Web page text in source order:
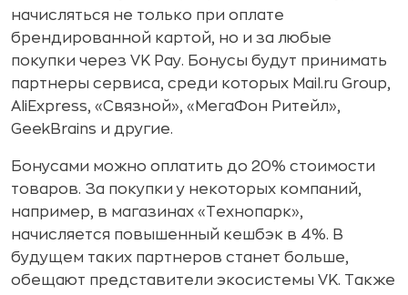
начисляться не только при оплате
брендированной картой, но и за любые
покупки через VK Pay. Бонусы будут принимать
партнеры сервиса, среди которых Mail.ru Group,
AliExpress, «Связной», «МегаФон Ритейл»,
GeekBrains и другие.
Бонусами можно оплатить до 20% стоимости
товаров. За покупки у некоторых компаний,
например, в магазинах «Технопарк»,
начисляется повышенный кешбэк в 4%. В
будущем таких партнеров станет больше,
обещают представители экосистемы VK. Также